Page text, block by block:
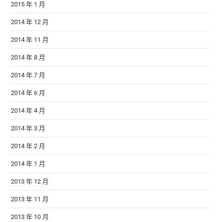
2015 年 1 月
2014 年 12 月
2014 年 11 月
2014 年 8 月
2014 年 7 月
2014 年 6 月
2014 年 4 月
2014 年 3 月
2014 年 2 月
2014 年 1 月
2013 年 12 月
2013 年 11 月
2013 年 10 月